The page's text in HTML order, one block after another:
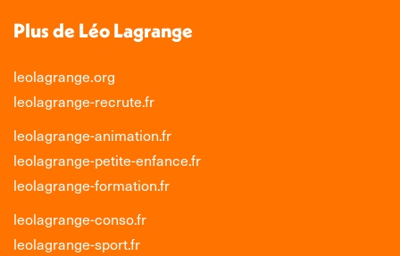
Plus de Léo Lagrange
leolagrange.org
leolagrange-recrute.fr
leolagrange-animation.fr
leolagrange-petite-enfance.fr
leolagrange-formation.fr
leolagrange-conso.fr
leolagrange-sport.fr